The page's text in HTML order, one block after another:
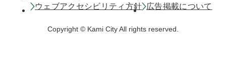
ウェブアクセシビリティ方針
広告掲載について
Copyright © Kami City All rights reserved.